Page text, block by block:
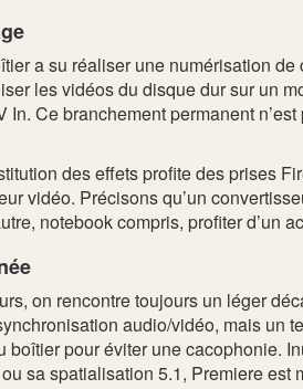
a su réaliser une numérisation
les vidéos du disque dur sur un
In. Ce branchement permanent
des effets profite des prises
vidéo. Précisons qu’un
notebook compris, profiter d’un
on rencontre toujours un léger
audio/vidéo, mais un
boîtier pour éviter une cacophonie.
sa spatialisation 5.1, Premiere